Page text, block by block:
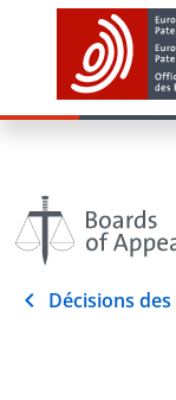
Décisions